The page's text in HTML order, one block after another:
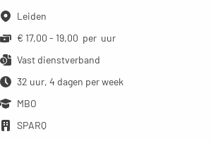
Leiden
€ 17,00 - 19,00 per uur
Vast dienstverband
32 uur, 4 dagen per week
MBO
SPARQ